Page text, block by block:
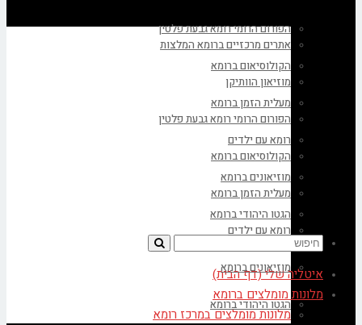
הפורום הרומי רומא גבעת פלטין
הקולוסיאום ברומא
מעלית הזמן ברומא
רומא עם ילדים
מוזיאונים ברומא
הגטו היהודי ברומא
איטליה שלי (דף הבית)
מלונות מומלצים ברומא
מלונות מומלצים במרכז רומא
אתרים מרכזיים ברומא המלצות
מוזיאון הוותיקן
הפורום הרומי רומא גבעת פלטין
הקולוסיאום ברומא
מעלית הזמן ברומא
רומא עם ילדים
מוזיאונים ברומא
הגטו היהודי ברומא